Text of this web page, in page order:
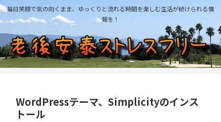
毎日笑顔で気の向くまま、ゆっくりと流れる時間を楽しむ生活が続けられる情
報を！
WordPressテーマ、Simplicityのインス
トール